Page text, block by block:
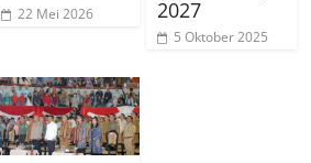
22 Mei 2026
2027
5 Oktober 2025